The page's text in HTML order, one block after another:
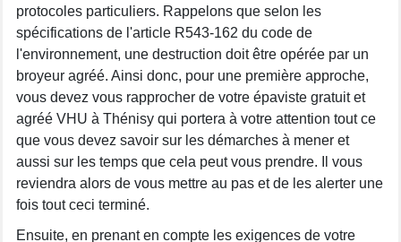
protocoles particuliers. Rappelons que selon les
spécifications de l'article R543-162 du code de
l'environnement, une destruction doit être opérée par un
broyeur agréé. Ainsi donc, pour une première approche,
vous devez vous rapprocher de votre épaviste gratuit et
agréé VHU à Thénisy qui portera à votre attention tout ce
que vous devez savoir sur les démarches à mener et
aussi sur les temps que cela peut vous prendre. Il vous
reviendra alors de vous mettre au pas et de les alerter une
fois tout ceci terminé.
Ensuite, en prenant en compte les exigences de votre